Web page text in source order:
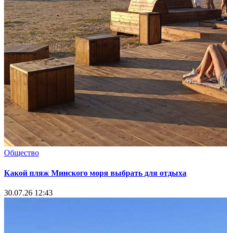
Общество
Какой пляж Минского моря выбрать для отдыха
30.07.26 12:43